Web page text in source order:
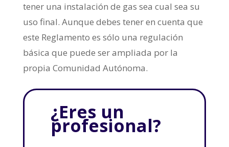
tener una instalación de gas sea cual sea su
uso final. Aunque debes tener en cuenta que
este Reglamento es sólo una regulación
básica que puede ser ampliada por la
propia Comunidad Autónoma.
¿Eres un
profesional?